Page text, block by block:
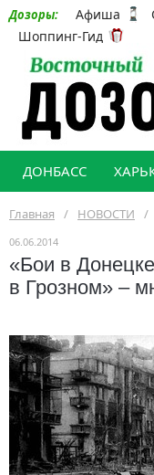
Дозоры: Афиша
Шоппинг-Гид
ДОНБАСС
Главная / НОВОСТИ /
06.06.2014
«Бои в
в Грозном» –